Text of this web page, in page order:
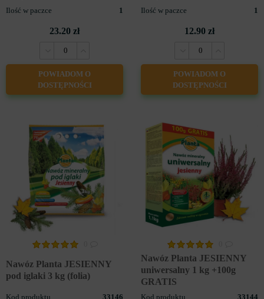
Ilość w paczce
1
23.20 zł
POWIADOM O
DOSTĘPNOŚCI
Ilość w paczce
1
12.90 zł
POWIADOM O
DOSTĘPNOŚCI
Nawóz Planta JESIENNY
pod iglaki 3 kg (folia)
Kod produktu
33146
Nawóz Planta JESIENNY
uniwersalny 1 kg +100g
GRATIS
Kod produktu
33144